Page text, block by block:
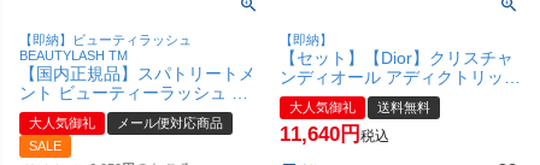
【即納】ビューティラッシュ
BEAUTYLASH TM
【国内正規品】スパトリートメ
ント ビューティーラッシュ シ
ンプル 1.5ml(旧センシティブ)
ビューティラッシュ
BEAUTYLASH TM【まつげ美容
大人気御礼
メール便対応商品
SALE
【即納】
【セット】【Dior】クリスチャ
ンディオール アディクトリップ
マキシマイザー ×3本 6ml
#001【リップグロス/リップ プ
ランパー】【宅配便送料無料】
大人気御礼 送料無料
11,640 税込